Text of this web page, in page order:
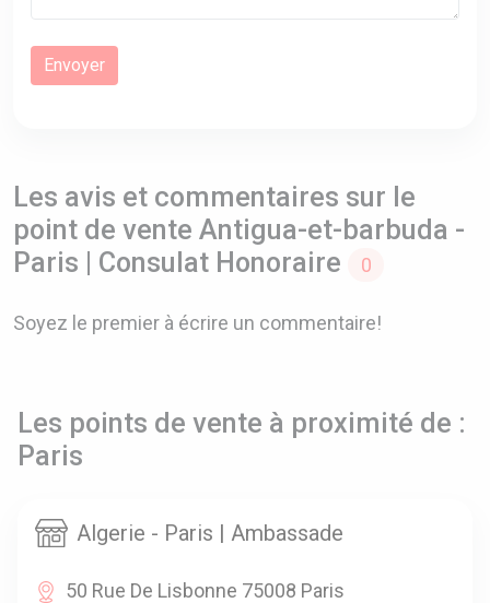
Les avis et commentaires sur le
point de vente Antigua-et-barbuda -
Paris | Consulat Honoraire
0
Soyez le premier à écrire un commentaire!
Les points de vente à proximité de :
Paris
Algerie - Paris | Ambassade
50 Rue De Lisbonne 75008 Paris